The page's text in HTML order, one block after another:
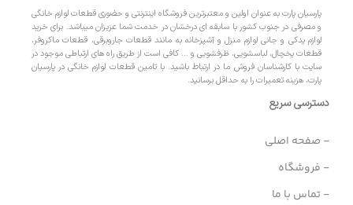
پارسیان پارت به عنوان اولین و معتبرترین فروشگاه اینترنتی و حضوری قطعات لوازم خانگی
و مصرفی در جنوب کشور با سابقه ای درخشان در خدمت شما عزیزان میباشد. برای خرید
لوازم یدکی و جانی لوازم منزل و آشپزخانه به مانند قطعات جاروبرقی، قطعات ماکروفر،
قطعات یخچال، لباسشویی، ظرفشویی و … کافی است از طریق راه های ارتباطی موجود در
سایت با کارشناسان فروش ما در ارتباط باشید. با تامین قطعات لوازم خانگی در پارسیان
پارت، هزینه تعمیرات را به حداقل برسانید.
دسترسی سریع
- صفحه اصلی
- فروشگاه
- تماس با ما